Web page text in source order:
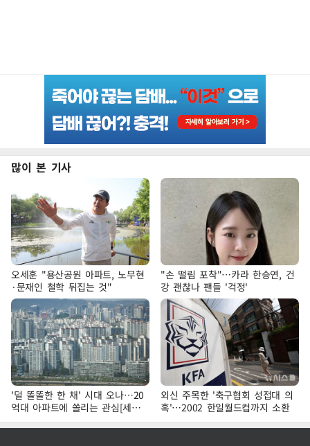
많이 본 기사
오세훈 "용산공원 아파트, 노무현
·문재인 철학 뒤집는 것"
"손 떨림 포착"…카라 한승연, 건
강 괜찮나 팬들 '걱정'
'덜 똘똘한 한 채' 시대 오나…20
억대 아파트에 쏠리는 관심[세제
개편, 그 이후②]
외신 주목한 '축구협회 성접대 의
혹'…2002 한일월드컵까지 소환